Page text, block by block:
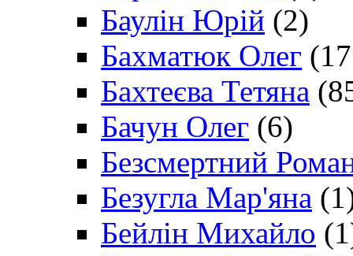
Баулін Юрій (2)
Бахматюк Олег
Бахтеєва Тетяна
Бачун Олег (6)
Безсмертний
Безугла Мар'яна
Бейлін Михайло